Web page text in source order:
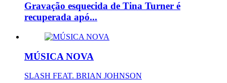
Gravação esquecida de Tina Turner é
recuperada apó...
MÚSICA NOVA
SLASH FEAT. BRIAN JOHNSON